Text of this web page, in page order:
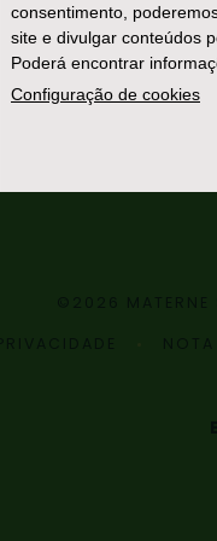
consentimento,
site e divulgar conteúdos
Poderá encontrar
Configuração de cookies